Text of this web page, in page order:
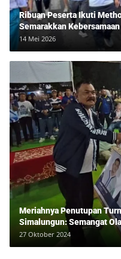
Ribuan Peserta Ikuti
Semarakkan
14 Mei 2026
Meriahnya Penutupan
Simalungun: Semangat
Sehat Bersama Erwan
27 Oktober 2024